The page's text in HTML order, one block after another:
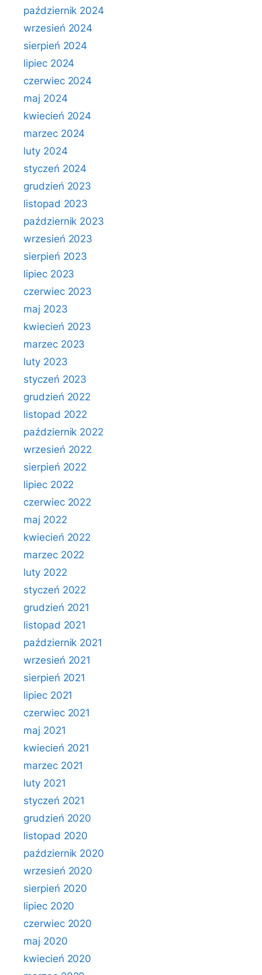
październik 2024
wrzesień 2024
sierpień 2024
lipiec 2024
czerwiec 2024
maj 2024
kwiecień 2024
marzec 2024
luty 2024
styczeń 2024
grudzień 2023
listopad 2023
październik 2023
wrzesień 2023
sierpień 2023
lipiec 2023
czerwiec 2023
maj 2023
kwiecień 2023
marzec 2023
luty 2023
styczeń 2023
grudzień 2022
listopad 2022
październik 2022
wrzesień 2022
sierpień 2022
lipiec 2022
czerwiec 2022
maj 2022
kwiecień 2022
marzec 2022
luty 2022
styczeń 2022
grudzień 2021
listopad 2021
październik 2021
wrzesień 2021
sierpień 2021
lipiec 2021
czerwiec 2021
maj 2021
kwiecień 2021
marzec 2021
luty 2021
styczeń 2021
grudzień 2020
listopad 2020
październik 2020
wrzesień 2020
sierpień 2020
lipiec 2020
czerwiec 2020
maj 2020
kwiecień 2020